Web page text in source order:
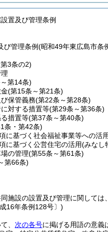
置及び管理条例
び管理条例(昭和49年東広島市条
3条の2)
第14条)
(第15条～第21条)
保管義務(第22条～第28条)
対する措置等(第29条～第36条)
措置等(第37条～第40条)
条・第42条)
に基づく社会福祉事業等への活用
に基づく公営住宅の活用(みなし
の管理(第55条～第61条)
第66条)
施設の設置及び管理に関しては
16年条例128号〕)
、 次の各号に掲げる用語の意義